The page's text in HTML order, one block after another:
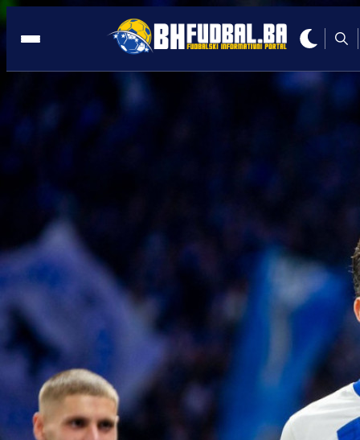
BIVŠI REPREZENTATIVAC BiH
18:38, 03.09.2020
BH. GOLGTER U NOVOM KLUBU:
Ibišević prešao u Schalke 04!
Autor:
BHFudbal.ba
18:38, 03.09.2020